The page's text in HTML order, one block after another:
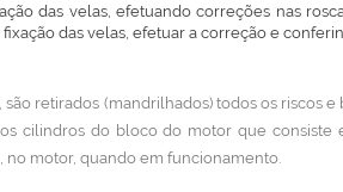
das velas, efetuando correções nas
das velas, efetuar a correção e
retirados (mandrilhados) todos os riscos
cilindros do bloco do motor que
motor, quando em funcionamento.